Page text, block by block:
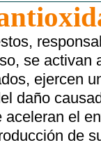
se activan
ejercen
daño
aceleran el
de